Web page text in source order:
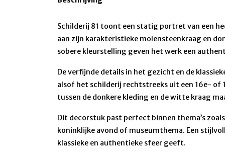
Schilderij 81 toont een statig portret van een
aan zijn karakteristieke molensteenkraag en
sobere kleurstelling geven het werk een
De verfijnde details in het gezicht en de
alsof het schilderij rechtstreeks uit een 16e- of
tussen de donkere kleding en de witte kraag
Dit decorstuk past perfect binnen thema’s
koninklijke avond of museumthema. Een
klassieke en authentieke sfeer geeft.